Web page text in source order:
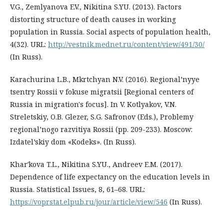
V.G., Zemlyanova E.V., Nikitina S.YU. (2013). Factors
distorting structure of death causes in working
population in Russia. Social aspects of population health,
4(32). URL: http://vestnik.mednet.ru/content/view/491/30/
(In Russ).
Karachurina L.B., Mkrtchyan N.V. (2016). Regional’nyye
tsentry Rossii v fokuse migratsii [Regional centers of
Russia in migration's focus]. In V. Kotlyakov, V.N.
Streletskiy, O.B. Glezer, S.G. Safronov (Eds.), Problemy
regional’nogo razvitiya Rossii (pp. 209-233). Moscow:
Izdatel’skiy dom «Kodeks». (In Russ).
Kharʹkova T.L., Nikitina S.YU., Andreev E.M. (2017).
Dependence of life expectancy on the education levels in
Russia. Statistical Issues, 8, 61–68. URL:
https://voprstat.elpub.ru/jour/article/view/546 (In Russ).